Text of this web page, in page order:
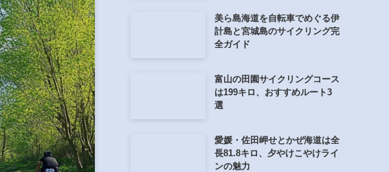
美ら島海道を自転車でめぐる伊
計島と宮城島のサイクリング完
全ガイド
富山の田園サイクリングコース
は199キロ、おすすめルート3
選
愛媛・佐田岬せとかぜ海道は全
長81.8キロ、夕やけこやけライ
ンの魅力